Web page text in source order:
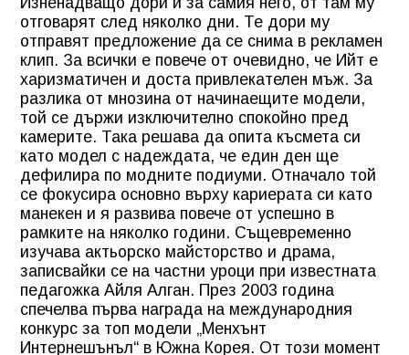
отговарят след няколко дни. Те дори му
отправят предложение да се снима в рекламен
клип. За всички е повече от очевидно, че Ийт е
харизматичен и доста привлекателен мъж. За
разлика от мнозина от начинаещите модели,
той се държи изключително спокойно пред
камерите. Така решава да опита късмета си
като модел с надеждата, че един ден ще
дефилира по модните подиуми. Отначало той
се фокусира основно върху кариерата си като
манекен и я развива повече от успешно в
рамките на няколко години. Същевременно
изучава актьорско майсторство и драма,
записвайки се на частни уроци при известната
педагожка Айля Алган. През 2003 година
спечелва първа награда на международния
конкурс за топ модели „Менхънт
Интернешънъл“ в Южна Корея. От този момент